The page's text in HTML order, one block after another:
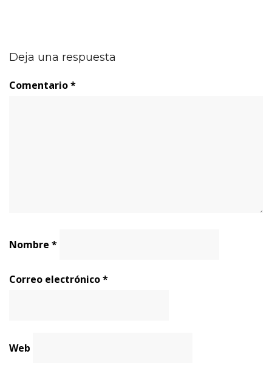
Deja una respuesta
Comentario*
Nombre *
Correo electrónico*
Web